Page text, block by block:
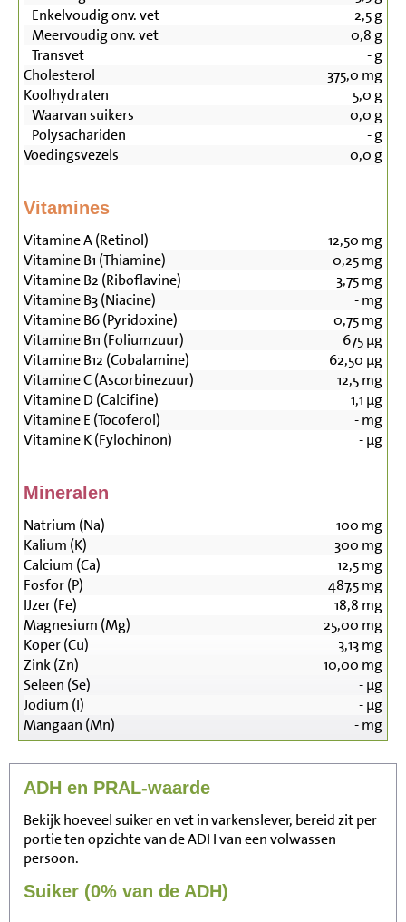
Enkelvoudig onv. vet
2,5g
Meervoudig onv. vet
0,8 g
Transvet
-g
Cholesterol
375,0 mg
Koolhydraten
5,0 g
Waarvan suikers
0,0 g
Polysachariden
-g
Voedingsvezels
0,0 g
Vitamines
Vitamine A (Retinol) 12,50 mg
Vitamine B1 (Thiamine)
0,25mg
Vitamine B2 (Riboflavine)
3,75mg
Vitamine B3 (Niacine)
-mg
Vitamine B6 (Pyridoxine)
0,75mg
Vitamine B11 (Foliumzuur)
675µg
Vitamine B12 (Cobalamine)
62,50 µg
Vitamine C (Ascorbinezuur)
12,5mg
Vitamine D (Calcifine)
1,1 µg
Vitamine E (Tocoferol)
-mg
Vitamine K (Fylochinon)
-µg
Mineralen
Natrium (Na) 100 mg
Kalium (K)
300 mg
Calcium (Ca)
12,5mg
Fosfor (P)
487,5mg
IJzer (Fe)
18,8 mg
Magnesium (Mg)
25,00 mg
Koper (Cu)
3,13mg
Zink (Zn)
10,00 mg
Seleen (Se)
-µg
Jodium (I)
-µg
Mangaan (Mn)
-mg
ADH en PRAL-waarde
Bekijk hoeveel suiker en vet in varkenslever, bereid zit per
portie ten opzichte van de ADH van een volwassen
persoon.
Suiker (0% van de ADH)